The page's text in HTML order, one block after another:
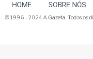
HOME SOBRE NÓS
© 1996 - 2024 A Gazeta. Todos os